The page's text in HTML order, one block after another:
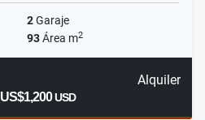
2Garaje
93Área m2
Alquiler
US$1,200USD